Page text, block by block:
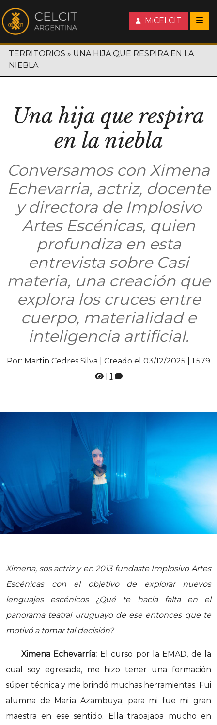
MiCELCIT
TERRITORIOS
UNA HIJA QUE RESPIRA EN LA
NIEBLA
Una hija que respira
en la niebla
Conversamos con Ximena
Echevarria, actriz, docente
y directora de Implosivo
Artes Escénicas, quien
profundiza en esta
entrevista sobre Casi
materia, una creación que
explora los cruces entre
cuerpo, materialidad e
inteligencia artificial.
Por: Martin Cedres Silva | Creado el 03/12/2025 | 1.579
| 1
Ximena, sos actriz y en 2013 fundaste Implosivo Artes
Escénicas con el objetivo de explorar nuevos
lenguajes escénicos ¿Qué te hacía falta en el
panorama teatral uruguayo de ese entonces que te
motivó a tomar tal decisión?
Ximena Echevarría: El curso por la EMAD, de la
cual soy egresada, me hizo tener una formación
súper técnica y me brindó muchas herramientas. Fui
alumna de María Azambuya; para mi fue mi gran
maestra en ese sentido. Ella trabajaba mucho en